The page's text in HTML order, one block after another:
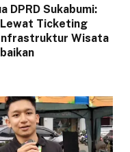
DPRD Sukabumi:
Lewat Ticketing
Wisata